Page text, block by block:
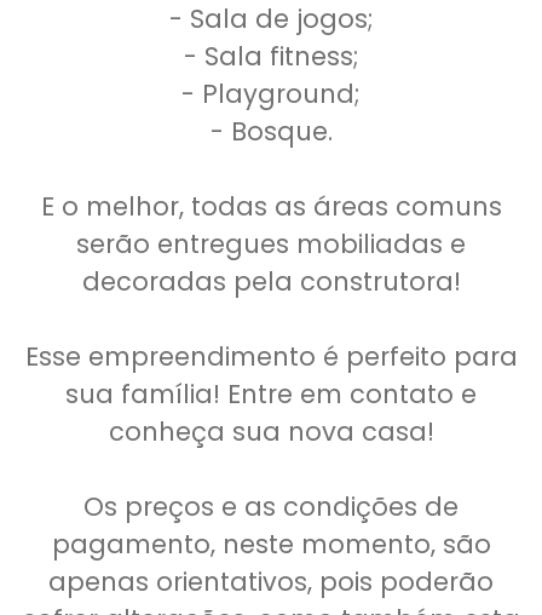
- Sala de jogos;
- Sala fitness;
- Playground;
- Bosque.
E o melhor, todas as áreas comuns
serão entregues mobiliadas e
decoradas pela construtora!
Esse empreendimento é perfeito para
sua família! Entre em contato e
conheça sua nova casa!
Os preços e as condições de
pagamento, neste momento, são
apenas orientativos, pois poderão